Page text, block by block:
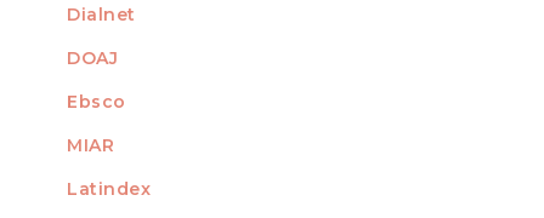
Dialnet
DOAJ
Ebsco
MIAR
Latindex